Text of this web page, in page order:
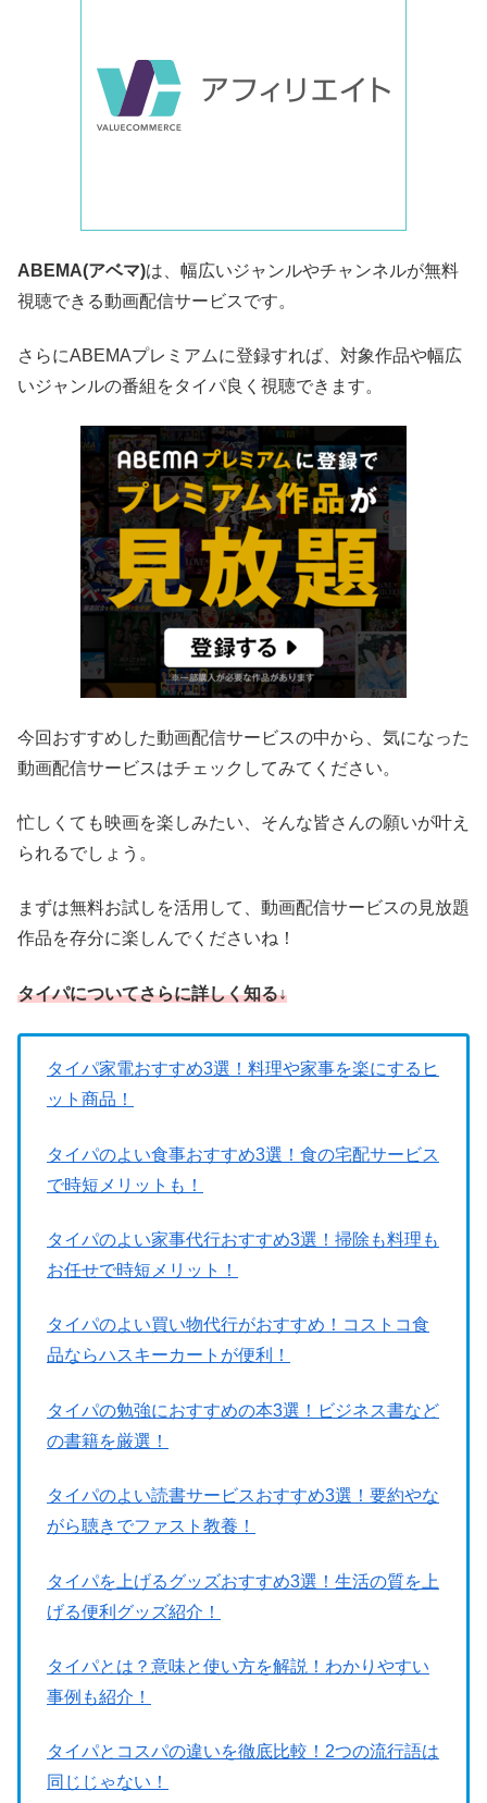
ABEMA(アベマ)は、幅広いジャンルやチャンネルが無料
視聴できる動画配信サービスです。
さらにABEMAプレミアムに登録すれば、対象作品や幅広
いジャンルの番組をタイパ良く視聴できます。
今回おすすめした動画配信サービスの中から、気になった
動画配信サービスはチェックしてみてください。
忙しくても映画を楽しみたい、そんな皆さんの願いが叶え
られるでしょう。
まずは無料お試しを活用して、動画配信サービスの見放題
作品を存分に楽しんでくださいね！
タイパについてさらに詳しく知る↓
タイパ家電おすすめ3選！料理や家事を楽にするヒ
ット商品！
タイパのよい食事おすすめ3選！食の宅配サービス
で時短メリットも！
タイパのよい家事代行おすすめ3選！掃除も料理も
お任せで時短メリット！
タイパのよい買い物代行がおすすめ！コストコ食
品ならハスキーカートが便利！
タイパの勉強におすすめの本3選！ビジネス書など
の書籍を厳選！
タイパのよい読書サービスおすすめ3選！要約やな
がら聴きでファスト教養！
タイパを上げるグッズおすすめ3選！生活の質を上
げる便利グッズ紹介！
タイパとは？意味と使い方を解説！わかりやすい
事例も紹介！
タイパとコスパの違いを徹底比較！2つの流行語は
同じじゃない！